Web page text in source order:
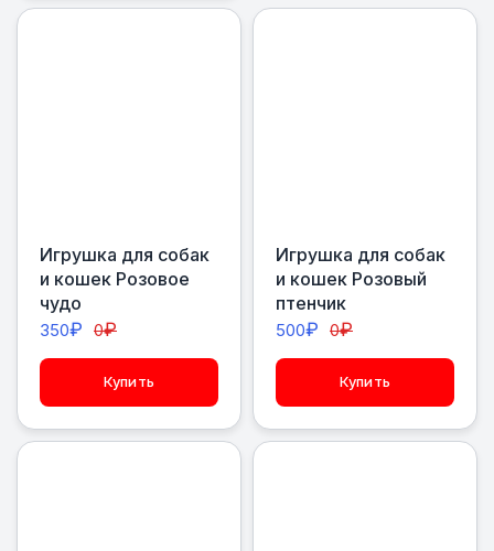
Игрушка для собак
и кошек Розовое
чудо
350₽ 0₽
Купить
Игрушка для собак
и кошек Розовый
птенчик
500₽ 0₽
Купить